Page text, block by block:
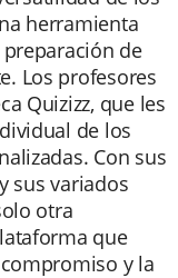
herramienta
de
Los profesores
Quizizz, que les
de los
Con sus
sus variados
otra
que
y la